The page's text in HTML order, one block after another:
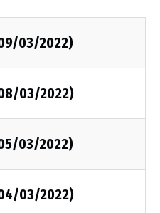
03/2022)
03/2022)
03/2022)
03/2022)